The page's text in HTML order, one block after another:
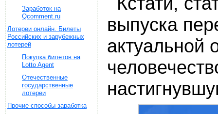
Заработок на
Qcomment.ru
Лотереи онлайн. Билеты
Российских и зарубежных
лотерей
Покупка билетов на
Lotto Agent
Отечественные
государственные
лотереи
Прочие способы заработка
выпуска
актуальной